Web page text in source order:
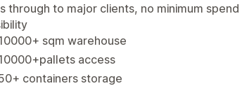
through to major clients, no minimum
sqm warehouse
access
containers storage